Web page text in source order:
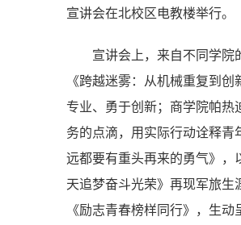
宣讲会在北校区电教楼举行。
宣讲会上，来自不同学院
《跨越迷雾：从机械重复到
专业、勇于创新；商学院帕
务的点滴，用实际行动诠释
远都要有重头再来的勇气》，
天追梦奋斗光荣》再现军旅生
《励志青春榜样同行》，生动